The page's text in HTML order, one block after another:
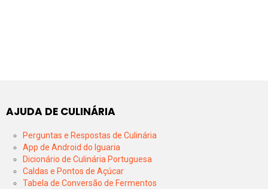
AJUDA DE CULINÁRIA
Perguntas e Respostas de Culinária
App de Android do Iguaria
Dicionário de Culinária Portuguesa
Caldas e Pontos de Açúcar
Tabela de Conversão de Fermentos